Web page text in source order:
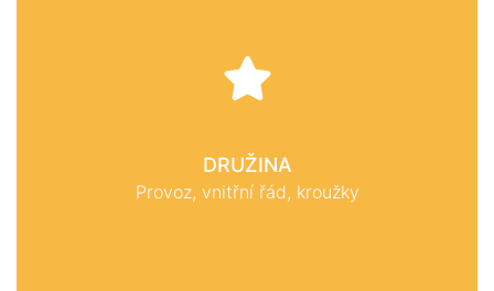
DRUŽINA
Provoz, vnitřní řád, kroužky